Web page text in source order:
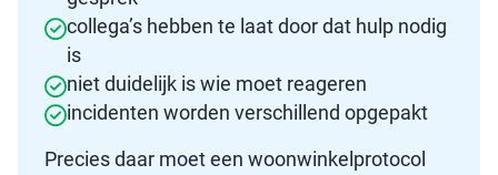
collega’s hebben te laat door dat hulp nodig
is
niet duidelijk is wie moet reageren
incidenten worden verschillend opgepakt
Precies daar moet een woonwinkelprotocol